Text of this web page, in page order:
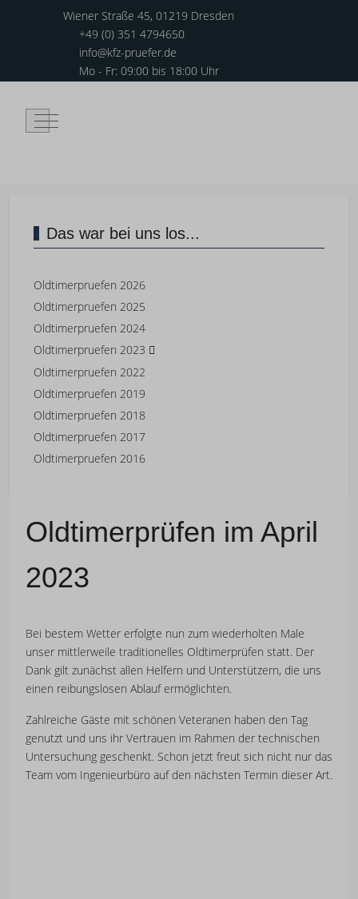
Wiener Straße 45, 01219 Dresden
+49 (0) 351 4794650
info@kfz-pruefer.de
Mo - Fr: 09:00 bis 18:00 Uhr
Mobile Menu Toggle
Das war bei uns los...
Oldtimerpruefen 2026
Oldtimerpruefen 2025
Oldtimerpruefen 2024
Oldtimerpruefen 2023
Oldtimerpruefen 2022
Oldtimerpruefen 2019
Oldtimerpruefen 2018
Oldtimerpruefen 2017
Oldtimerpruefen 2016
Oldtimerprüfen im April
2023
Bei bestem Wetter erfolgte nun zum wiederholten Male
unser mittlerweile traditionelles Oldtimerprüfen statt. Der
Dank gilt zunächst allen Helfern und Unterstützern, die uns
einen reibungslosen Ablauf ermöglichten.
Zahlreiche Gäste mit schönen Veteranen haben den Tag
genutzt und uns ihr Vertrauen im Rahmen der technischen
Untersuchung geschenkt. Schon jetzt freut sich nicht nur das
Team vom Ingenieurbüro auf den nächsten Termin dieser Art.